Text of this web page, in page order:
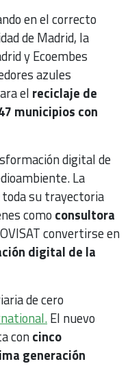
en el correcto
de Madrid, la
y Ecoembes
azules
el reciclaje de
municipios con
digital de
La
su trayectoria
como consultora
convertirse en
digital de la
de cero
El nuevo
concinco
generación